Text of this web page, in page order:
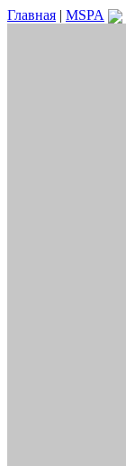
Главная | MSPA